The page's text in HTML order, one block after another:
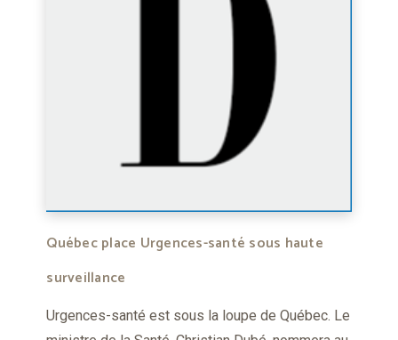
Québec place Urgences-santé sous haute
surveillance
Urgences-santé est sous la loupe de Québec. Le